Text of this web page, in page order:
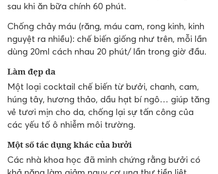
sau khi ăn bữa chính 60 phút.
Chống chảy máu (răng, máu cam, rong kinh, kinh
nguyệt ra nhiều): chế biến giống như trên, mỗi lần
dùng 20ml cách nhau 20 phút/ lần trong giờ đầu.
Làm đẹp da
Một loại cocktail chế biến từ bưởi, chanh, cam,
húng tây, hương thảo, dầu hạt bí ngô… giúp tăng
vẻ tươi mịn cho da, chống lại sự tấn công của
các yếu tố ô nhiễm môi trường.
Một số tác dụng khác của bưởi
Các nhà khoa học đã minh chứng rằng bưởi có